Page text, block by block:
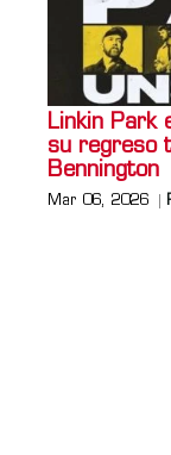
Linkin Park
su regreso
Bennington
Mar 06, 2026